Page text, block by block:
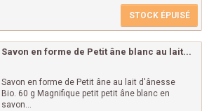
STOCK ÉPUISÉ
Savon en forme de Petit âne blanc au lait...
Savon en forme de Petit âne au lait d'ânesse
Bio. 60 g Magnifique petit petit âne blanc en
savon...